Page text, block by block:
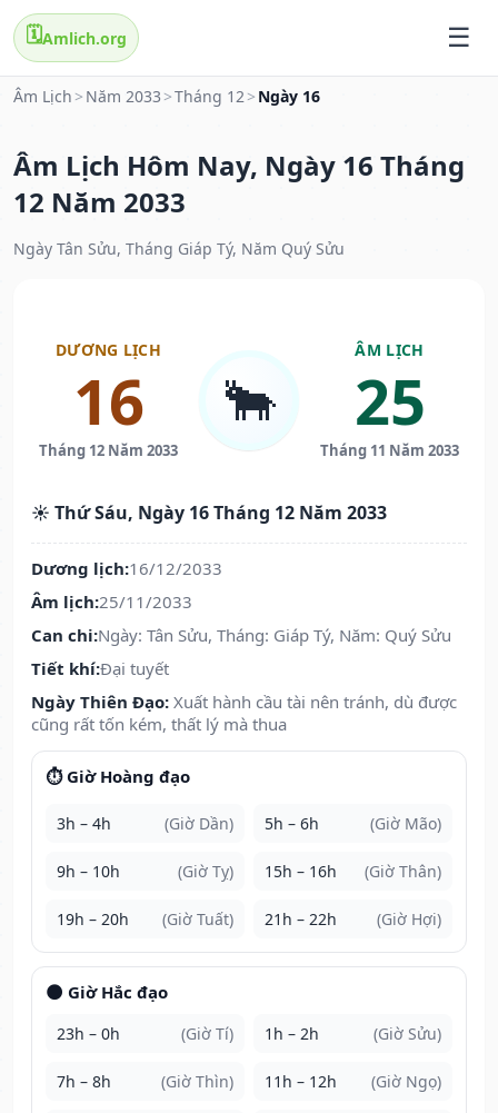
🗓️Amlich.org
Âm Lịch > Năm 2033 >Tháng 12> Ngày 16
Âm Lịch Hôm Nay, Ngày 16 Tháng
12 Năm 2033
Ngày Tân Sửu, Tháng Giáp Tý, Năm Quý Sửu
DƯƠNG LỊCH
16
Tháng 12 Năm 2033
🐂
ÂM LỊCH
25
Tháng 11 Năm 2033
☀️ Thứ Sáu, Ngày 16 Tháng 12 Năm 2033
Dương lịch:16/12/2033
Âm lịch:25/11/2033
Can chi:Ngày: Tân Sửu, Tháng: Giáp Tý, Năm: Quý Sửu
Tiết khí:Đại tuyết
Ngày Thiên Đạo: Xuất hành cầu tài nên tránh, dù được
cũng rất tốn kém, thất lý mà thua
⏱️ Giờ Hoàng đạo
3h – 4h (Giờ Dần) 5h – 6h (Giờ Mão)
9h – 10h (Giờ Tỵ) 15h – 16h (Giờ Thân)
19h – 20h (Giờ Tuất) 21h – 22h (Giờ Hợi)
🌑 Giờ Hắc đạo
23h – 0h (Giờ Tí) 1h – 2h (Giờ Sửu)
7h – 8h (Giờ Thìn) 11h – 12h (Giờ Ngọ)